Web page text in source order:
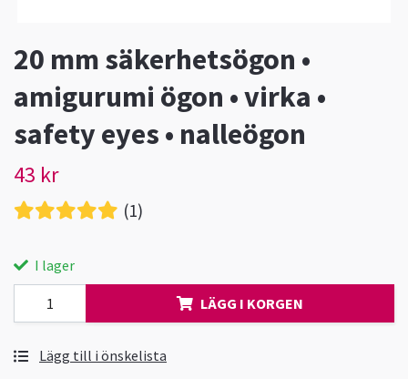
20 mm säkerhetsögon •
amigurumi ögon • virka •
safety eyes • nalleögon
43 kr
(1)
I lager
LÄGG I KORGEN
Lägg till i önskelista